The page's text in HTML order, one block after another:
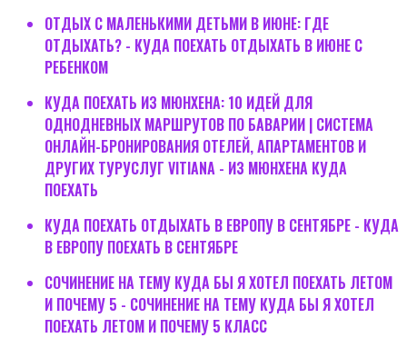
ОТДЫХ С МАЛЕНЬКИМИ ДЕТЬМИ В ИЮНЕ: ГДЕ
ОТДЫХАТЬ? - КУДА ПОЕХАТЬ ОТДЫХАТЬ В ИЮНЕ С
РЕБЕНКОМ
КУДА ПОЕХАТЬ ИЗ МЮНХЕНА: 10 ИДЕЙ ДЛЯ
ОДНОДНЕВНЫХ МАРШРУТОВ ПО БАВАРИИ | СИСТЕМА
ОНЛАЙН-БРОНИРОВАНИЯ ОТЕЛЕЙ, АПАРТАМЕНТОВ И
ДРУГИХ ТУРУСЛУГ VITIANA - ИЗ МЮНХЕНА КУДА
ПОЕХАТЬ
КУДА ПОЕХАТЬ ОТДЫХАТЬ В ЕВРОПУ В СЕНТЯБРЕ - КУДА
В ЕВРОПУ ПОЕХАТЬ В СЕНТЯБРЕ
СОЧИНЕНИЕ НА ТЕМУ КУДА БЫ Я ХОТЕЛ ПОЕХАТЬ ЛЕТОМ
И ПОЧЕМУ 5 - СОЧИНЕНИЕ НА ТЕМУ КУДА БЫ Я ХОТЕЛ
ПОЕХАТЬ ЛЕТОМ И ПОЧЕМУ 5 КЛАСС